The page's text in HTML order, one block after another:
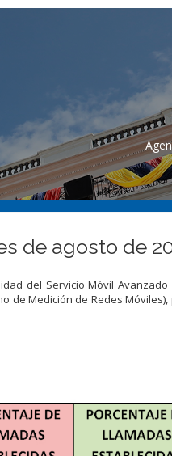
de agosto de
del Servicio Móvil Avanzado
de Medición de Redes Móviles),